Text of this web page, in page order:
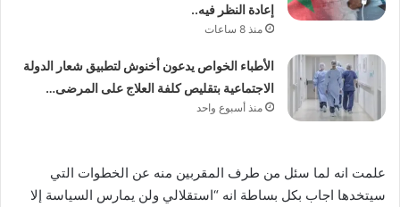
إعادة النظر فيه..
منذ 8 ساعات
الأطباء الخواص يدعون أخنوش لتطبيق شعار الدولة
الاجتماعية بتقليص كلفة العلاج على المرضى…
منذ أسبوع واحد
علمت انه لما سئل من طرف المقربين منه عن الخطوات التي
سيتخدها اجاب بكل بساطة انه “استقلالي ولن يمارس السياسة إلا